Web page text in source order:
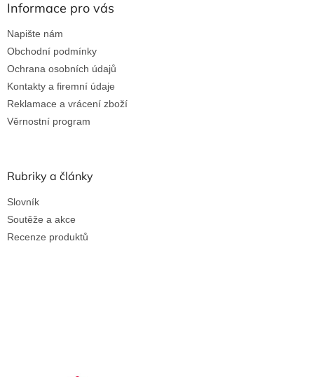
Informace pro vás
Napište nám
Obchodní podmínky
Ochrana osobních údajů
Kontakty a firemní údaje
Reklamace a vrácení zboží
Věrnostní program
Rubriky a články
Slovník
Soutěže a akce
Recenze produktů